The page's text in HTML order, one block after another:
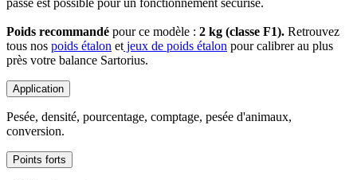
passe est possible pour un fonctionnement sécurisé.
Poids recommandé pour ce modèle : 2 kg (classe F1). Retrouvez
tous nos poids étalon et jeux de poids étalon pour calibrer au plus
près votre balance Sartorius.
Application
Pesée, densité, pourcentage, comptage, pesée d'animaux,
conversion.
Points forts